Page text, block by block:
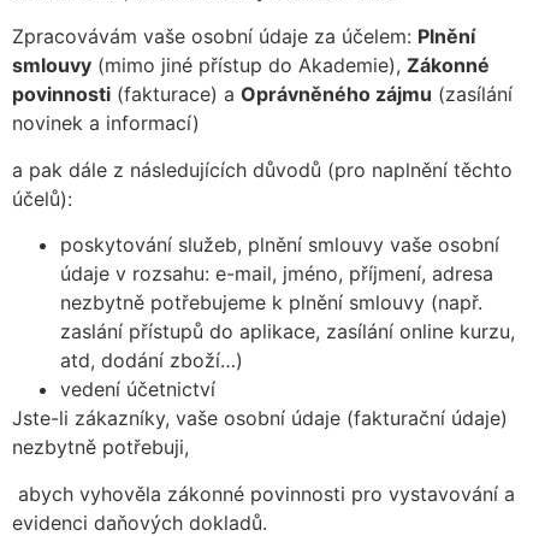
Zpracovávám vaše osobní údaje za účelem: Plnění
smlouvy (mimo jiné přístup do Akademie), Zákonné
povinnosti (fakturace) a Oprávněného zájmu (zasílání
novinek a informací)
a pak dále z následujících důvodů (pro naplnění těchto
účelů):
poskytování služeb, plnění smlouvy vaše osobní
údaje v rozsahu: e-mail, jméno, příjmení, adresa
nezbytně potřebujeme k plnění smlouvy (např.
zaslání přístupů do aplikace, zasílání online kurzu,
atd, dodání zboží…)
vedení účetnictví
Jste-li zákazníky, vaše osobní údaje (fakturační údaje)
nezbytně potřebuji,
abych vyhověla zákonné povinnosti pro vystavování a
evidenci daňových dokladů.